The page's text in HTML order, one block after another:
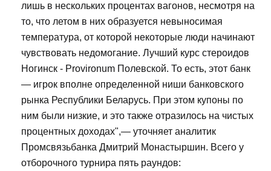
лишь в нескольких процентах вагонов, несмотря на
то, что летом в них образуется невыносимая
температура, от которой некоторые люди начинают
чувствовать недомогание. Лучший курс стероидов
Ногинск - Provironum Полевской. То есть, этот банк
— игрок вполне определенной ниши банковского
рынка Республики Беларусь. При этом купоны по
ним были низкие, и это также отразилось на чистых
процентных доходах",— уточняет аналитик
Промсвязьбанка Дмитрий Монастыршин. Всего у
отборочного турнира пять раундов: